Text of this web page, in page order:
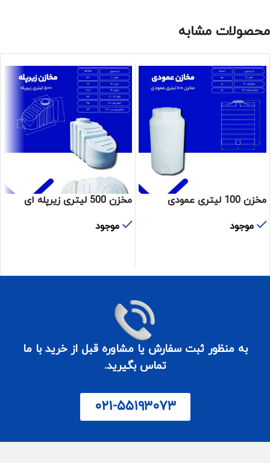
محصولات مشابه
مخزن 100 لیتری عمودی
موجود
مخزن 500 لیتری زیرپله ای
موجود
به منظور ثبت سفارش یا مشاوره قبل از خرید با ما
تماس بگیرید.
۰۲۱-۵۵۱۹۳۰۷۳